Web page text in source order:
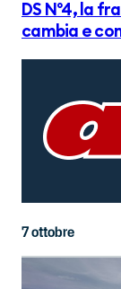
DS N°4, la
cambia e
7 ottobre